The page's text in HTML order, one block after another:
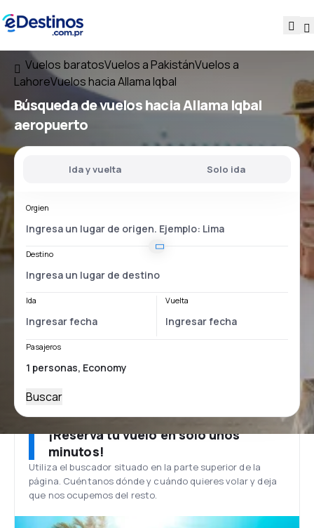
Vuelos baratosVuelos a PakistánVuelos a
LahoreVuelos hacia Allama Iqbal
Búsqueda de vueloshaciaAllama Iqbal
aeropuerto
Ida y vuelta Solo ida
Orgien
Destino
Ida Vuelta
Pasajeros
Buscar
¡Reserva tu vuelo en solo unos
minutos!
Utiliza el buscador situado en la parte superior de la
página. Cuéntanos dónde y cuándo quieres volar y deja
que nos ocupemos del resto.